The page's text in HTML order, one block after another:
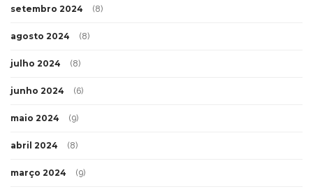
setembro 2024 (8)
agosto 2024 (8)
julho 2024 (8)
junho 2024 (6)
maio 2024 (9)
abril 2024 (8)
março 2024 (9)